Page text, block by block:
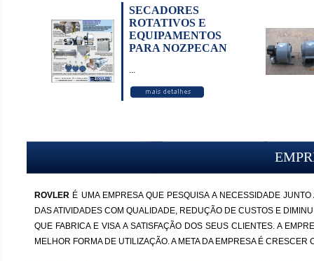
SECADORES
ROTATIVOS E
EQUIPAMENTOS
PARA NOZPECAN
...
ROVLER É UMA EMPRESA QUE PESQUISA A NECESSIDADE
DAS ATIVIDADES COM QUALIDADE, REDUÇÃO DE CUSTOS E
QUE FABRICA E VISA A SATISFAÇÃO DOS SEUS CLIENTES. A
MELHOR FORMA DE UTILIZAÇÃO. A META DA EMPRESA É